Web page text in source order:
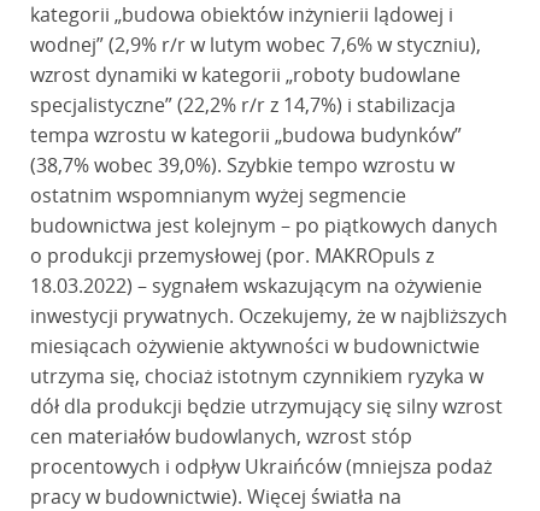
kategorii „budowa obiektów inżynierii lądowej i
wodnej” (2,9% r/r w lutym wobec 7,6% w styczniu),
wzrost dynamiki w kategorii „roboty budowlane
specjalistyczne” (22,2% r/r z 14,7%) i stabilizacja
tempa wzrostu w kategorii „budowa budynków”
(38,7% wobec 39,0%). Szybkie tempo wzrostu w
ostatnim wspomnianym wyżej segmencie
budownictwa jest kolejnym – po piątkowych danych
o produkcji przemysłowej (por. MAKROpuls z
18.03.2022) – sygnałem wskazującym na ożywienie
inwestycji prywatnych. Oczekujemy, że w najbliższych
miesiącach ożywienie aktywności w budownictwie
utrzyma się, chociaż istotnym czynnikiem ryzyka w
dół dla produkcji będzie utrzymujący się silny wzrost
cen materiałów budowlanych, wzrost stóp
procentowych i odpływ Ukraińców (mniejsza podaż
pracy w budownictwie). Więcej światła na